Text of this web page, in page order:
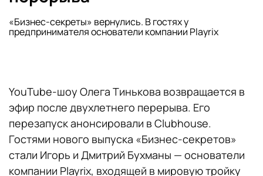
«Бизнес-секреты» вернулись. В гостях у
предпринимателя основатели компании Playrix
YouTube-шоу Олега Тинькова возвращается в
эфир после двухлетнего перерыва. Его
перезапуск анонсировали в Clubhouse.
Гостями нового выпуска «Бизнес-секретов»
стали Игорь и Дмитрий Бухманы — основатели
компании Playrix, входящей в мировую тройку